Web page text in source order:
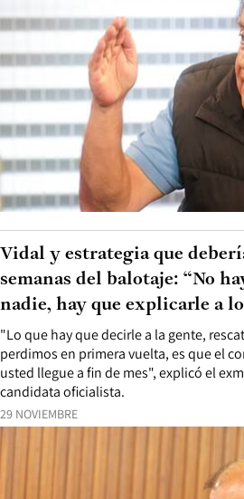
29 NOVIEMBRE
"Lo que hay que decirle a la gente,
perdimos en primera vuelta, es que el
usted llegue a fin de mes", explicó el
candidata oficialista.
Vidal y estrategia que
semanas del balotaje: “No
nadie, hay que explicarle a